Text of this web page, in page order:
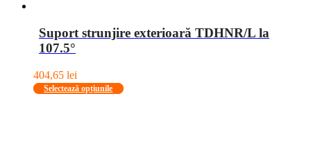
Suport strunjire exterioară TDHNR/L la
107.5°
404,65 lei
Selectează opțiunile
Acest